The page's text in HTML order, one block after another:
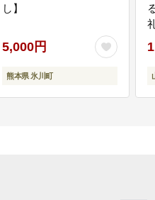
し】
5,000円
熊本県 氷川町